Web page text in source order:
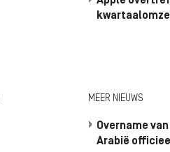
MEER NIEUWS
Overname
Arabië